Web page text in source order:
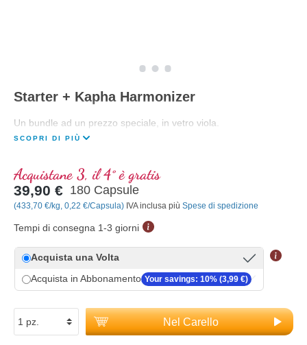
Starter + Kapha Harmonizer
Un bundle ad un prezzo speciale, in vetro viola.
SCOPRI DI PIÙ
Acquistane 3, il 4° è gratis
39,90 € 180 Capsule
(433,70 €/kg, 0,22 €/Capsula) IVA inclusa più Spese di spedizione
Tempi di consegna 1-3 giorni
Acquista una Volta
Acquista in Abbonamento Your savings: 10% (3,99 €)
Nel Carello